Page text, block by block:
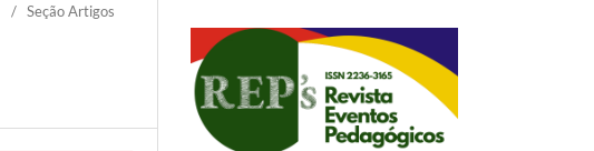
/ Seção Artigos